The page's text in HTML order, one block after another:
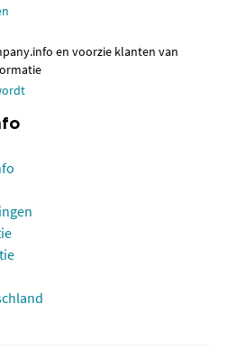
en voorzie klanten van